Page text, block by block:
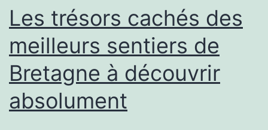
Les trésors cachés des
meilleurs sentiers de
Bretagne à découvrir
absolument